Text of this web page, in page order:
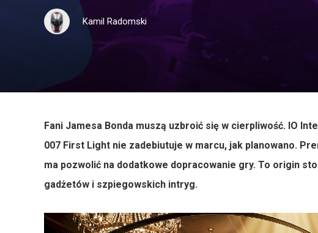
Kamil Radomski
Fani Jamesa Bonda muszą uzbroić się w cierpliwość. IO
007 First Light nie zadebiutuje w marcu, jak planowano.
ma pozwolić na dodatkowe dopracowanie gry. To origin
gadżetów i szpiegowskich intryg.